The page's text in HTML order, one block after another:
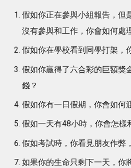
假如你正在參與小組報告，但
沒有參與和工作，你會如何處
假如你在學校看到同學打架，
假如你贏得了六合彩的巨額獎
錢？
假如你有一日假期，你會如何
假如一天有48小時，你會怎樣
假如考試時，你看見朋友作弊
如果你的生命只剩下一天，你